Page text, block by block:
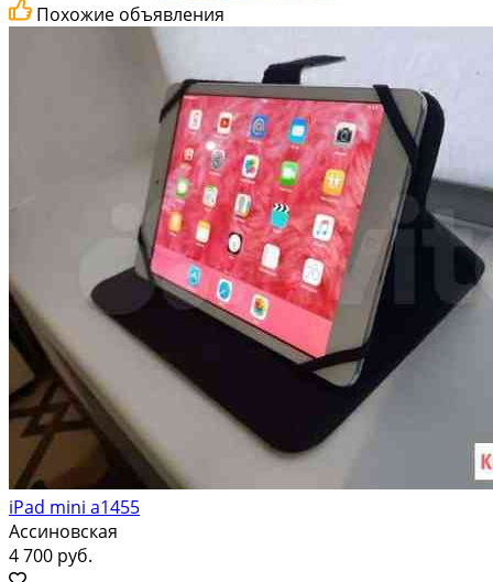
Похожие объявления
iPad mini a1455
Ассиновская
4 700 руб.